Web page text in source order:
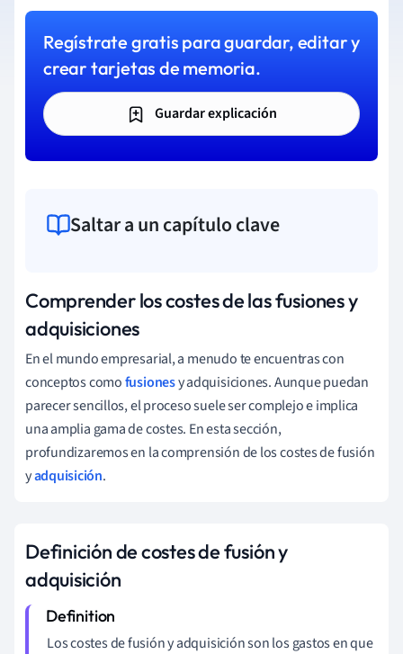
Regístrate gratis para guardar, editar y
crear tarjetas de memoria.
Guardar explicación
Saltar a un capítulo clave
Comprender los costes de las fusiones y
adquisiciones
En el mundo empresarial, a menudo te encuentras con
conceptos comofusionesy adquisiciones. Aunque puedan
parecer sencillos, el proceso suele ser complejo e implica
una amplia gama de costes. En esta sección,
profundizaremos en la comprensión de los costes de fusión
yadquisición.
Definición de costes de fusión y
adquisición
Los costes de fusión y adquisición son los gastos en que